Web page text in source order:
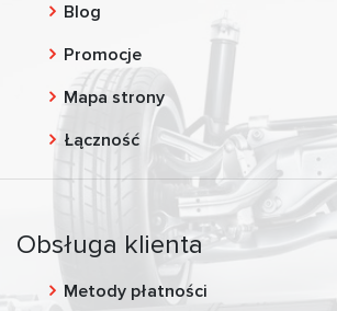
Blog
Promocje
Mapa strony
Łączność
Obsługa klienta
Metody płatności